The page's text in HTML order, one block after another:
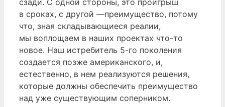
в сроках, с другой —преимущество, потому
что, зная складывающиеся реалии,
мы воплощаем в наших проектах что-то
новое. Наш истребитель 5-го поколения
создается позже американского, и,
естественно, в нем реализуются решения,
которые должны обеспечить преимущество
над уже существующим соперником.